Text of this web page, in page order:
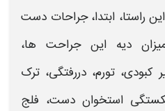
راستا، ابتدا، جراحات دست
دیه این جراحت ها،
تورم، دررفتگی، ترک
استخوان دست، فلج